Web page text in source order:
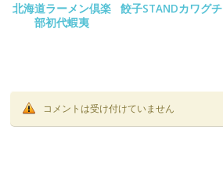
北海道ラーメン倶楽
部初代蝦夷
餃子STANDカワグチ
コメントは受け付けていません